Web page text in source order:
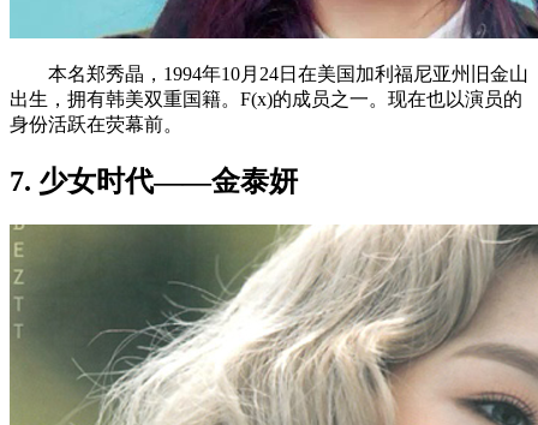
本名郑秀晶，1994年10月24日在美国加利福尼亚州旧金山
出生，拥有韩美双重国籍。F(x)的成员之一。现在也以演员的
身份活跃在荧幕前。
7. 少女时代——金泰妍